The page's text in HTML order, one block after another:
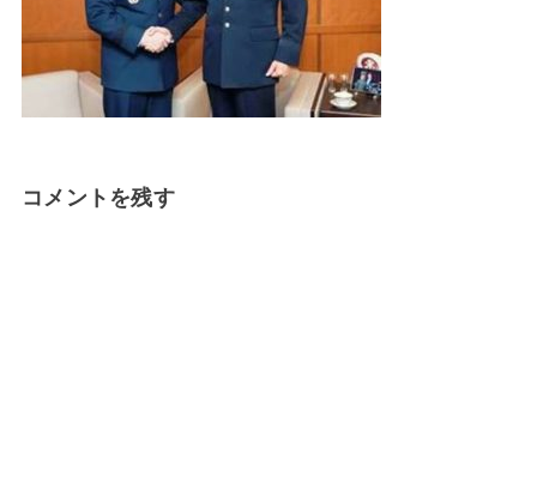
コメントを残す